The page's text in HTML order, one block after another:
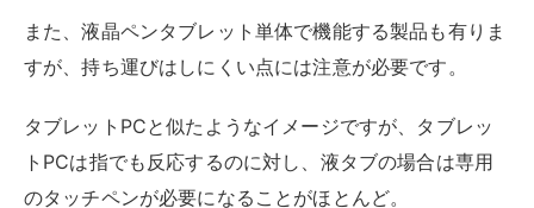
タブレットPC（タッチペン）
タブレットPCは、iPadをはじめとした、液晶画面に触
れて直接操作ができるパソコンのことです。